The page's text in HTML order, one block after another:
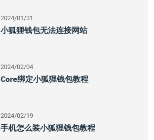
2024/01/31
小狐狸钱包无法连接网站
2024/02/04
Core绑定小狐狸钱包教程
2024/02/19
手机怎么装小狐狸钱包教程